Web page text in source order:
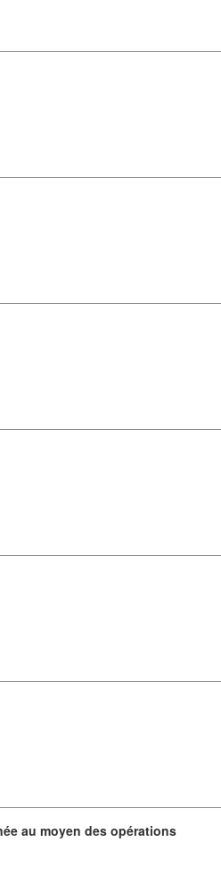
au moyen des opérations